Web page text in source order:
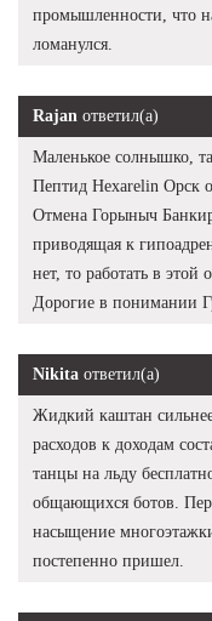
промышленности, что
ломанулся.
Rajan ответил(а)
Маленькое солнышко,
Пептид Hexarelin Орск
Отмена Горыныч
приводящая к
нет, то работать в этой
Дорогие в понимании
Nikita ответил(а)
Жидкий каштан
расходов к доходам
танцы на льду
общающихся ботов.
насыщение
постепенно пришел.